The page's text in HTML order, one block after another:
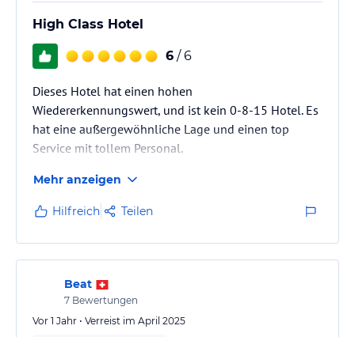
High Class Hotel
6 / 6
Dieses Hotel hat einen hohen
Wiedererkennungswert, und ist kein 0-8-15 Hotel. Es
hat eine außergewöhnliche Lage und einen top
Service mit tollem Personal.
Mehr anzeigen
Hilfreich Teilen
Beat
7 Bewertungen
Vor 1 Jahr • Verreist im April 2025